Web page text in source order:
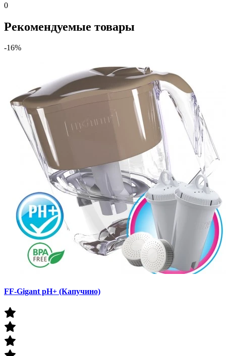
0
Рекомендуемые товары
-16%
FF-Gigant pH+ (Капучино)